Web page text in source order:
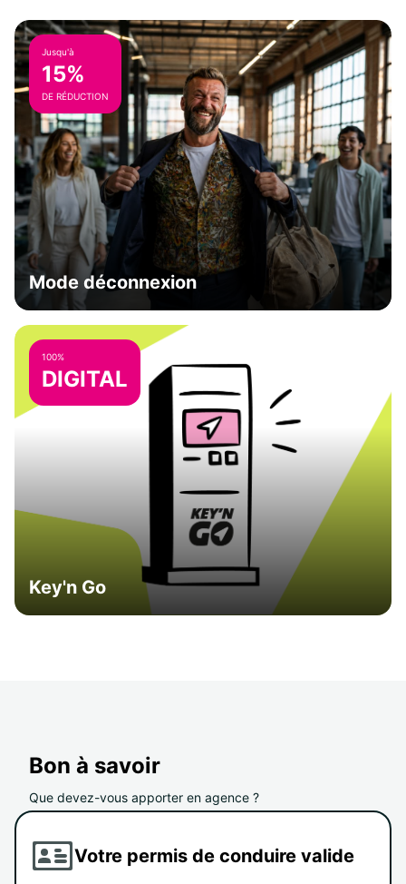
Jusqu'à
15%
DE RÉDUCTION
Mode déconnexion
100%
DIGITAL
Key'n Go
Bon à savoir
Que devez-vous apporter en agence ?
Votre permis de conduire valide